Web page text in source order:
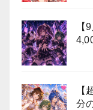
【
【
分